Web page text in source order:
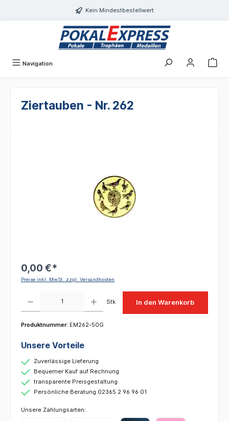
Kein Mindestbestellwert
Navigation
Ziertauben - Nr. 262
0,00 €*
Preise inkl. MwSt. zzgl. Versandkosten
Stk In den Warenkorb
Produktnummer: EM262-50G
Unsere Vorteile
Zuverlässige Lieferung
Bequemer Kauf auf Rechnung
transparente Preisgestaltung
Persönliche Beratung 02365 2 96 96 01
Unsere Zahlungsarten: